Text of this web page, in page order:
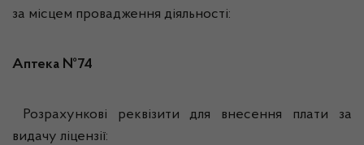
за місцем провадження діяльності:
Аптека №74
Розрахункові реквізити для внесення плати за
видачу ліцензії: